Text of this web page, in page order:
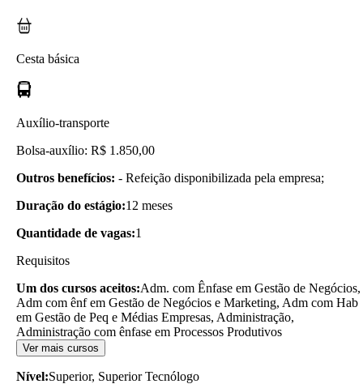
Cesta básica
Auxílio-transporte
Bolsa-auxílio: R$ 1.850,00
Outros benefícios: - Refeição disponibilizada pela empresa;
Duração do estágio:12 meses
Quantidade de vagas:1
Requisitos
Um dos cursos aceitos:Adm. com Ênfase em Gestão de Negócios,
Adm com ênf em Gestão de Negócios e Marketing, Adm com Hab
em Gestão de Peq e Médias Empresas, Administração,
Administração com ênfase em Processos Produtivos
Ver mais cursos
Nível:Superior, Superior Tecnólogo